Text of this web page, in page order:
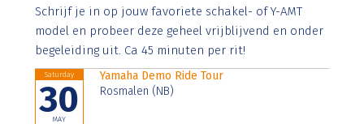
Aenean faucibus nibh et justo cursus id rutrum lorem
imperdiet. Nunc ut sem vitae risus tristique posuere.
Schrijf je in op jouw favoriete schakel- of Y-AMT
model en probeer deze geheel vrijblijvend en onder
begeleiding uit. Ca 45 minuten per rit!
Saturday
30
MAY
Yamaha Demo Ride Tour
Rosmalen (NB)